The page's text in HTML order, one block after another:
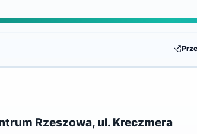
Rzeszowa, ul. Kreczmera